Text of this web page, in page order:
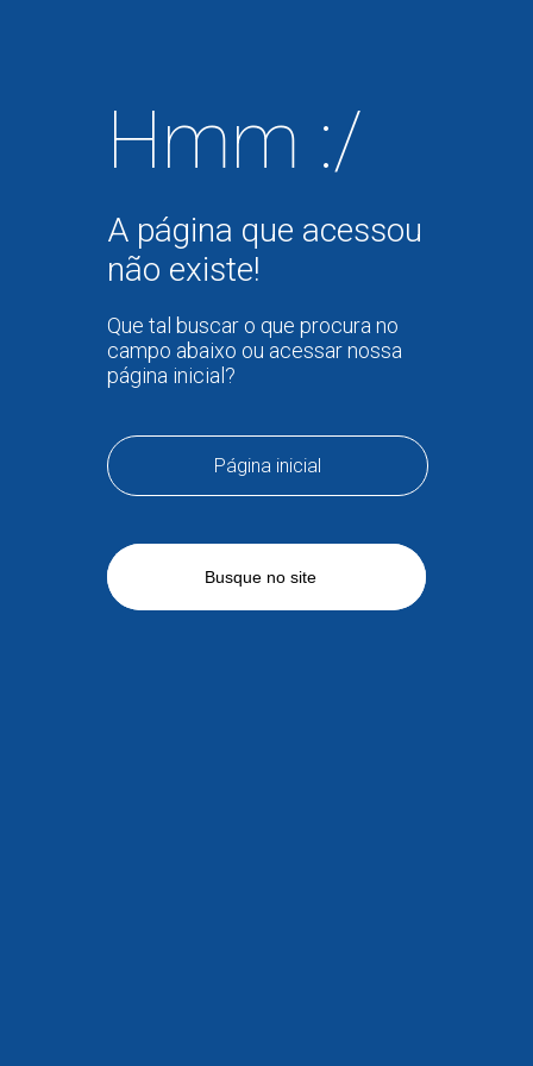
Hmm :/
A página que acessou
não existe!
Que tal buscar o que procura no
campo abaixo ou acessar nossa
página inicial?
Página inicial